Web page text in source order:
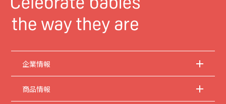
企業情報
商品情報